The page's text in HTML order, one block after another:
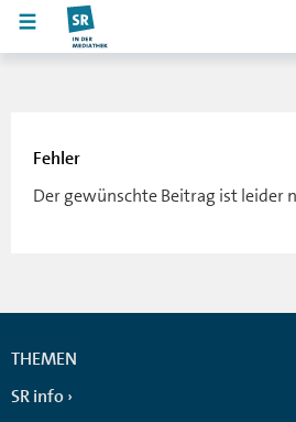
Fehler
Der gewünschte Beitrag ist leider
THEMEN
SR info